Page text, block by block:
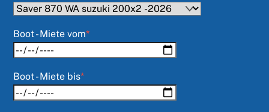
Boot - Miete vom*
Boot - Miete bis*